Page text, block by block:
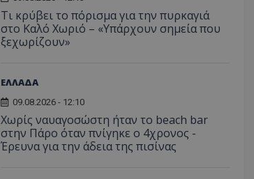
Τι κρύβει το πόρισμα για την πυρκαγιά
στο Καλό Χωριό – «Υπάρχουν σημεία που
ξεχωρίζουν»
ΕΛΛΑΔΑ
09.08.2026 - 12:10
Χωρίς ναυαγοσώστη ήταν το beach bar
στην Πάρο όταν πνίγηκε ο 4χρονος -
Έρευνα για την άδεια της πισίνας